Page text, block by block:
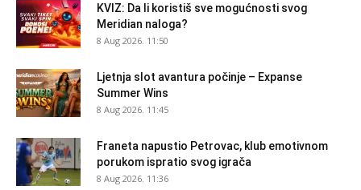
KVIZ: Da li koristiš sve mogućnosti svog
Meridian naloga?
8 Aug 2026. 11:50
Ljetnja slot avantura počinje – Expanse
Summer Wins
8 Aug 2026. 11:45
Franeta napustio Petrovac, klub emotivnom
porukom ispratio svog igrača
8 Aug 2026. 11:36